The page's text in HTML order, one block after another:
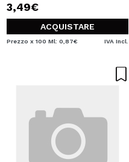
3,49€
ACQUISTARE
Prezzo x 100 Ml: 0,87€ IVA Incl.